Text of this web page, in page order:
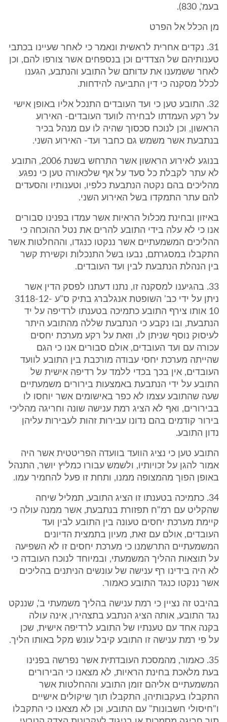
בעמ', 830).
מן הכלל אל הפרט
31. נקדים אחרית לראשית ונאמר כי לאחר שעיינו בכתבי
טענותיהם של הצדדים וכן בנספחים אשר צורפו להם, וכן
לאחר ששמענו את עדותם של התובע והנתבע, הגענו
לכלל מסקנה כי דין התביעה להידחות.
32. התובע טען כי ועד העובדים התנכל אליו באופן אישי
על רקע העמדתו לבחירה לוועד העובדים- האירוע
הראשון, וכן לנוכח סכסוך שהיה לו עם מנהל בכיר
בנתבעת אשר משמש גם כחבר ועד- האירוע השני.
בנוגע לאירוע הראשון אשר התרחש בשנת 2006, התובע
לא עתר לקבלת כל סעד על אף שלכאורה טען כי נפגע
מהליכים בהם נקטה הנתבעת כלפיו, וטענותיו והסעדים
להם עתר התמקדו בשל האירוע השני.
באיזון ובחינת מכלול הראיות אשר עמדו בפנינו סבורים
אנו כי לא עלה בידי התובע להרים את נטל ההוכחה כי
ההליכים המשמעתיים אשר ננקטו כנגדו, וההחלטות אשר
התקבלו במסגרתם, נבעו בשל התנכלות וקשירת קשר
בין הנהלת הנתבעת לבין ועד העובדים.
33. בהגיענו למסקנה זו, נתנו דעתנו לפסק הדין אשר
ניתן על ידי כב' השופטת אנגלברג בתיק ס"ע 3118-12-
10 אותו צירף התובע כתמיכה בטענתו לרדיפה על יד
הנתבעת, ובו נקבע כי הנתבעת שללה מהתובע היתר
לעיסוק נוסף שניתן לו, וזאת על רקע מערכת יחסים
עכורה עם ועד העובדים, אולם סבורים אנו כי הגם
שהייתה מערכת יחסי עבודה מורכבת בין התובע לוועד
העובדים, אין בכך בכדי ללמד על רדיפה אישית של
התובע על ידי הנתבעת באמצעות בירורים משמעתיים
שעה שהתובע עצמו לא כפר באישומים אשר יוחסו לו
בבירורים, ואף לא הציג רמת ענישה שונה וחריגה מהליכי
בירור קודמים בהם נדונו עבירות זהות לעבירות עליהן
נדון התובע.
התובע טען כי נציג הוועד בוועדה הפריטטית אשר היה
אמור להגן על זכויותיו, ולשמש עבורו כמליץ יושר, התנהל
באופן הפוך מהמצופה ממנו, ותחת זו פעל להחמיר עמו.
34. כתמיכה בטענתו זו הציג התובע, תמליל שיחה
שהקליט עם רמ"ח תפזורת בנתבעת, אשר ממנה עולה כי
קיימת מערכת יחסים טעונה בין התובע לבין ועד
העובדים, אולם עם זאת, מעיון בתמצית הדיונים
המשמעתיים התרשמנו כי מערכת יחסים זו לא השפיעה
על תוצאות ההליך המשמעתי, ובמיוחד לנוכח העובדה כי
לא היה בידינו רף ענישה של עונשים הניתנים בהליכים
אשר ננקטו כנגד התובע כאמור.
בהיבט זה נציין כי רמת ענישה בהליך משמעתי ב', שננקט
נגד התובע, אותה הציג הנתבע בתצהירו, אינה עולה
בקנה אחד עם טענתיו של התובע לרדיפה אישית, שכן
על פי רמת ענישה זו התובע קיבל עונש מקל באותו הליך.
35. כאמור, מהמסכת העובדתית אשר נפרשה בפנינו
בעת מלאכת בחינת הראיות, לא מצאנו כי הבירורים
המשמעתיים אליהם זומן התובע וההחלטות אשר
התקבלו בעקבותיהן, התקבלו תוך שיקולים אישיים
ו"חיסולי חשבונות" עם התובע, וכן לא מצאנו כי התקבלו